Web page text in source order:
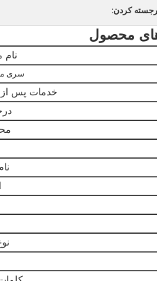
کردن:
محصول
سری
خدمات پس